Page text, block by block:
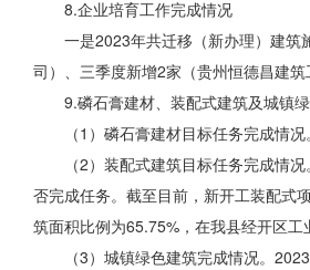
8.企业培育工作完成情况
一是2023年共迁移（新办理）建
司）、三季度新增2家（贵州恒德昌建
9.磷石膏建材、装配式建筑及城镇
（1）磷石膏建材目标任务完成情
（2）装配式建筑目标任务完成情
否完成任务。截至目前，新开工装配式
筑面积比例为65.75%，在我县经开区工
（3）城镇绿色建筑完成情况。